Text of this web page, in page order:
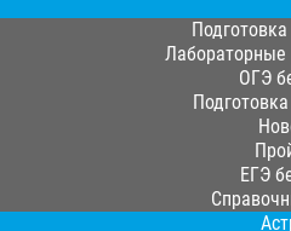
Лабораторные
ОГЭ
ЕГЭ